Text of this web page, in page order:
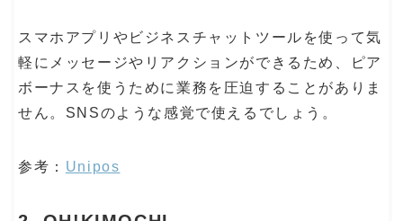
スマホアプリやビジネスチャットツールを使って気
軽にメッセージやリアクションができるため、ピア
ボーナスを使うために業務を圧迫することがありま
せん。SNSのような感覚で使えるでしょう。
参考： Unipos